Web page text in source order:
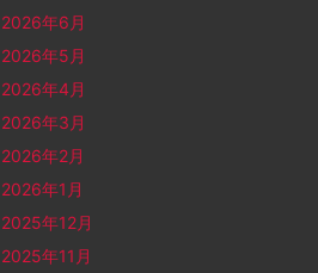
2026年6月
2026年5月
2026年4月
2026年3月
2026年2月
2026年1月
2025年12月
2025年11月